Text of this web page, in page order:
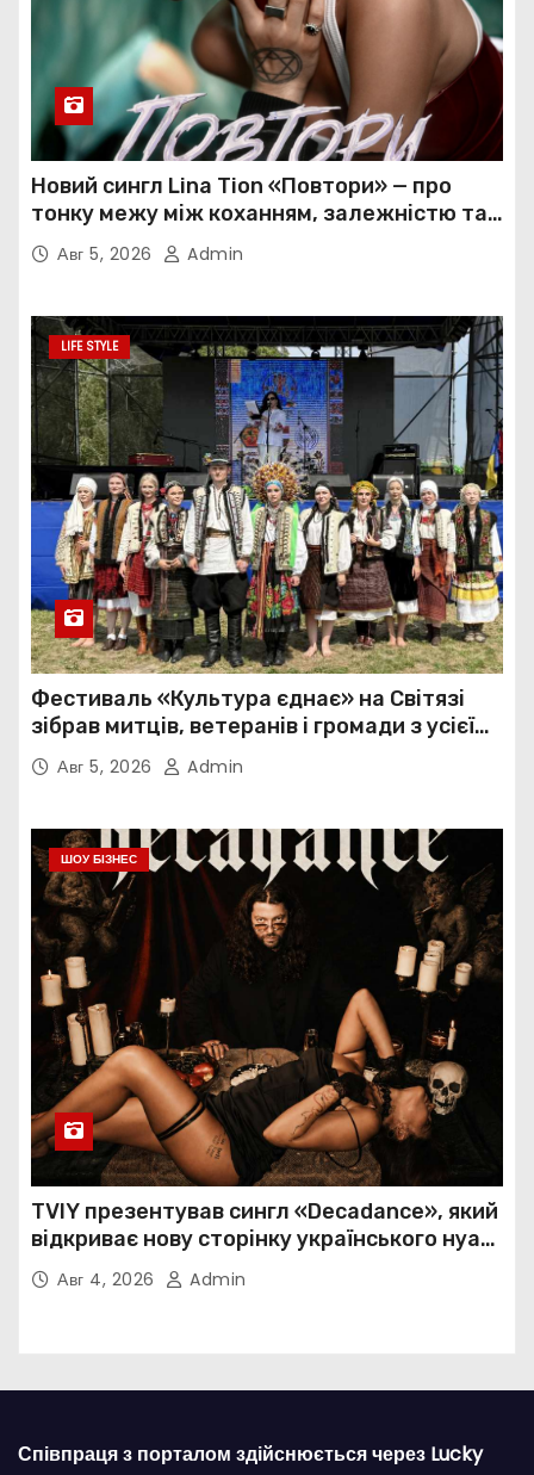
Новий сингл Lina Tion «Повтори» — про
тонку межу між коханням, залежністю та
нав’язливою прив’язаністю
Авг 5, 2026 Admin
LIFE STYLE
Фестиваль «Культура єднає» на Світязі
зібрав митців, ветеранів і громади з усієї
України
Авг 5, 2026 Admin
ШОУ БІЗНЕС
TVIY презентував сингл «Decadance», який
відкриває нову сторінку українського нуар-
попуАвг 4, 2026 Admin
Співпраця з порталом здійснюється через Lucky